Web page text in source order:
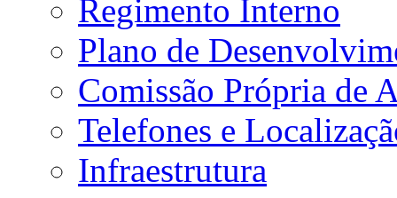
Regimento Interno
Plano de
Comissão Própria de
Telefones e
Infraestrutura